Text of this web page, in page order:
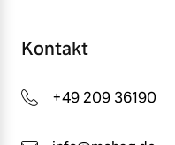
Kontakt
+49 209 36190